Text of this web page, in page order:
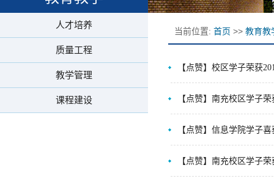
人才培养
质量工程
教学管理
课程建设
当前位置: 首页 >> 教育教
【点赞】校区学子荣获
【点赞】南充校区学子
【点赞】信息学院学子
【点赞】南充校区学子